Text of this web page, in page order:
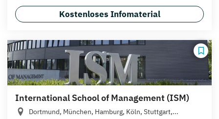
Kostenloses Infomaterial
International School of Management (ISM)
Dortmund, München, Hamburg, Köln, Stuttgart,...